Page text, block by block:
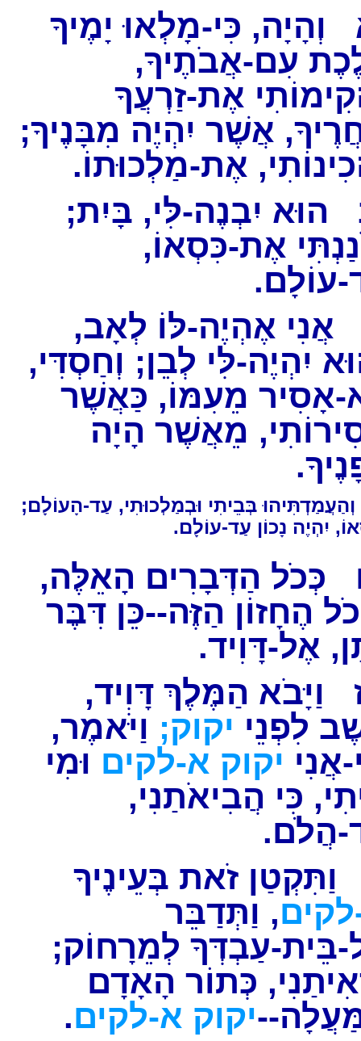
וְהָיָה, כִּי-מָלְאוּ יָמֶיךָ
עִם-אֲבֹתֶיךָ,
אֶת-זַרְעֲךָ
אֲשֶׁר יִהְיֶה מִבָּנֶיךָ;
אֶת-מַלְכוּתוֹ.
הוּא יִבְנֶה-לִּי, בָּיִת;
אֶת-כִּסְאוֹ,
עוֹלָם.
אֶהְיֶה-לּוֹ לְאָב,
יִהְיֶה-לִּי לְבֵן; וְחַסְדִּי,
אָסִיר מֵעִמּוֹ, כַּאֲשֶׁר
מֵאֲשֶׁר הָיָה
בְּבֵיתִי וּבְמַלְכוּתִי, עַד-הָעוֹלָם;
יִהְיֶה נָכוֹן עַד-עוֹלָם.
כְּכֹל הַדְּבָרִים הָאֵלֶּה,
הֶחָזוֹן הַזֶּה--כֵּן דִּבֶּר
אֶל-דָּוִיד.
וַיָּבֹא הַמֶּלֶךְ דָּוִיד,
לִפְנֵי יקוק; וַיֹּאמֶר,
אֲנִי יקוק א-לקים וּמִי
כִּי הֲבִיאֹתַנִי,
הֲלֹם.
זֹאת בְּעֵינֶיךָ
, וַתְּדַבֵּר
בֵּית-עַבְדְּךָ לְמֵרָחוֹק;
כְּתוֹר הָאָדָם
יקוק א-לקים.